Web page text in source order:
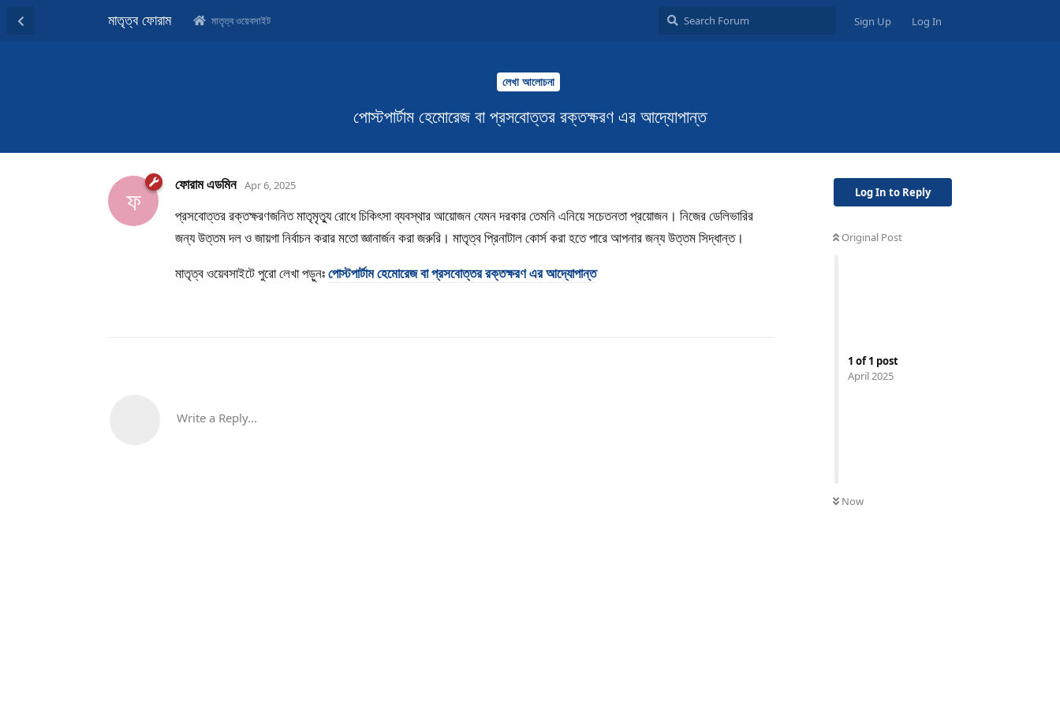
মাতৃত্ব ফোরাম মাতৃত্ব ওয়েবসাইট Sign Up Log In
লেখা আলোচনা
পোস্টপার্টাম হেমোরেজ বা প্রসবোত্তর রক্তক্ষরণ এর আদ্যোপান্ত
Log In to Reply
Original Post
1 of1 post
April 2025
Now
ফ ফোরাম এডমিন Apr 6, 2025
প্রসবোত্তর রক্তক্ষরণজনিত মাতৃমৃত্যু রোধে চিকিৎসা ব্যবস্থার আয়োজন যেমন দরকার তেমনি এনিয়ে সচেতনতা প্রয়োজন। নিজের ডেলিভারির
জন্য উত্তম দল ও জায়গা নির্বাচন করার মতো জ্ঞানার্জন করা জরুরি। মাতৃত্ব প্রিনাটাল কোর্স করা হতে পারে আপনার জন্য উত্তম সিদ্ধান্ত।
মাতৃত্ব ওয়েবসাইটে পুরো লেখা পড়ুনঃপোস্টপার্টাম হেমোরেজ বা প্রসবোত্তর রক্তক্ষরণ এর আদ্যোপান্ত
Write a Reply...